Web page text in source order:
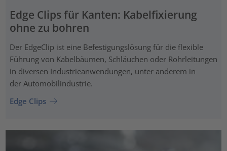
Edge Clips für Kanten: Kabelfixierung
ohne zu bohren
Der EdgeClip ist eine Befestigungslösung für die flexible
Führung von Kabelbäumen, Schläuchen oder Rohrleitungen
in diversen Industrieanwendungen, unter anderem in
der Automobilindustrie.
Edge Clips